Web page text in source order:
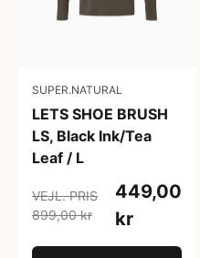
SUPER.NATURAL
LETS SHOE BRUSH
LS, Black Ink/Tea
Leaf / L
VEJL. PRIS
899,00 kr
449,00
kr